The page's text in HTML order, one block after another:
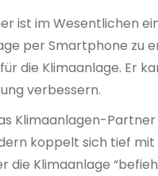
ist im Wesentlichen
per Smartphone zu
die Klimaanlage. Er
verbessern.
Klimaanlagen-
koppelt sich tief
die Klimaanlage